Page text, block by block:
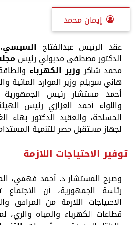
إيمان محمد
عقد الرئيس عبدالفتاح السيسي
الدكتور مصطفى مدبولي رئيس
محمد شاكر وزير الكهرباء
هاني سويلم وزير الموارد المائية
أحمد مستشار رئيس الجمهورية
واللواء أحمد العزازي رئيس
المسلحة، والعقيد الدكتور بهاء
لجهاز مستقبل مصر للتنمية
توفير الاحتياجات اللازمة
وصرح المستشار د. أحمد فهمي،
رئاسة الجمهورية، أن الاجتماع
الاحتياجات اللازمة من المرافق
قطاعات الكهرباء والمياه